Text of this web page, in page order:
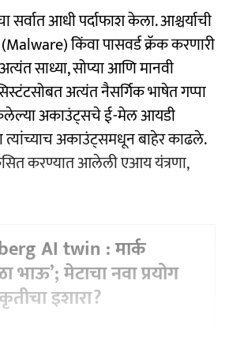
सर्वात आधी पर्दाफाश केला. आश्चर्याची
किंवा पासवर्ड क्रॅक करणारी
साध्या, सोप्या आणि मानवी
अत्यंत नैसर्गिक भाषेत गप्पा
केलेल्या अकाउंट्सचे ई-मेल आयडी
अकाउंट्समधून बाहेर काढले.
करण्यात आलेली एआय यंत्रणा,
AI twin : मार्क
मेटाचा नवा प्रयोग
इशारा?